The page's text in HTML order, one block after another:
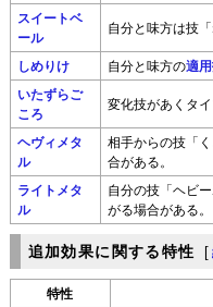
スイートベ
ール
自分と味方は技
しめりけ 自分と味方の適
いたずらご
ころ
変化技があくタイ
ヘヴィメタ
ル
相手からの技「
合がある。
ライトメタ
ル
自分の技「ヘビ
がる場合がある。
追加効果に関する特性 [
特性